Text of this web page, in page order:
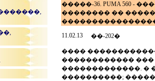
�����-36. PUMA
�������� ��
����������������
11.02.13
��-202�
����
������������
�������������. �
����������;